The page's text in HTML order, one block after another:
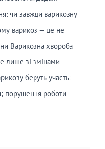
чи завжди варикозну
варикоз — це не
Варикозна хвороба
лише зі змінами
беруть участь:
порушення роботи